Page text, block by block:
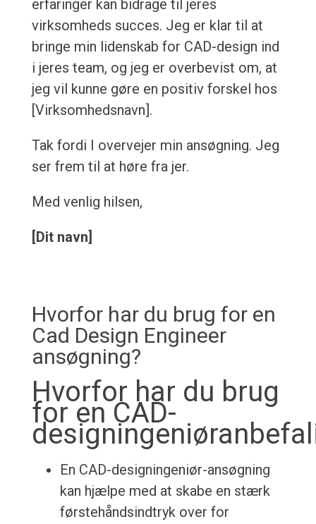
erfaringer kan bidrage til jeres
virksomheds succes. Jeg er klar til at
bringe min lidenskab for CAD-design ind
i jeres team, og jeg er overbevist om, at
jeg vil kunne gøre en positiv forskel hos
[Virksomhedsnavn].
Tak fordi I overvejer min ansøgning. Jeg
ser frem til at høre fra jer.
Med venlig hilsen,
[Dit navn]
Hvorfor har du brug for en
Cad Design Engineer
ansøgning?
Hvorfor har du brug
for en CAD-
En CAD-designingeniør-ansøgning
kan hjælpe med at skabe en stærk
førstehåndsindtryk over for